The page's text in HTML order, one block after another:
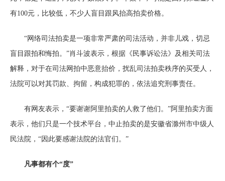
有100元，比较低，不少人盲目跟风抬高拍卖价格。
“网络司法拍卖是一项非常严肃的司法活动，并非儿戏，切忌
盲目跟拍和悔拍。”肖斗波表示，根据《民事诉讼法》及相关司法
解释，对于在司法网拍中恶意抬价，扰乱司法拍卖秩序的买受人，
法院可以对其罚款、拘留，构成犯罪的，依法追究刑事责任。
有网友表示，“要谢谢阿里拍卖的人救了他们。”阿里拍卖方面
表示，他们只是一个技术平台，中止拍卖的是安徽省滁州市中级人
民法院，“因此要感谢法院的法官们。”
凡事都有个“度”